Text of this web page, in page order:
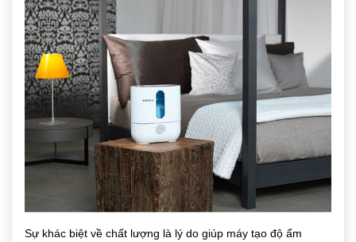
Sự khác biệt về chất lượng là lý do giúp máy tạo độ ẩm